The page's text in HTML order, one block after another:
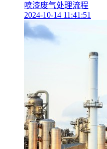
喷漆废气处理流程
2024-10-14 11:41:51